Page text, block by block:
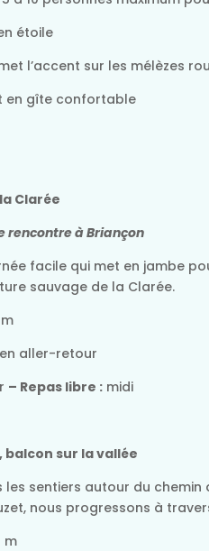
étoile
l’accent sur les mélèzes
en gîte confortable
Clarée
rencontre à Briançon
facile qui met en jambe
sauvage de la Clarée.
en aller-retour
– Repas libre : midi
balcon sur la vallée
les sentiers autour du
nous progressons à
m